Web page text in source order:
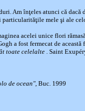
Am înţeles atunci că
particularităţile mele şi ale
acelei unice flori
a fost fermecat de
toate celelalte . Saint
de ocean", Buc. 1999